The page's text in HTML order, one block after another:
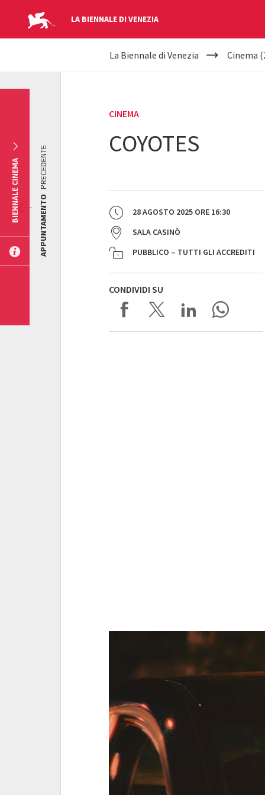
LA BIENNALE DI VENEZIA
YOUR
La Biennale di Venezia Cinema
CINEMA
COYOTES
28 AGOSTO 2025 ORE 16:30
SALA CASINÒ
PUBBLICO – TUTTI GLI ACCREDITI
CONDIVIDI SU
APPUNTAMENTO
PRECEDENTE
BIENNALE CINEMA